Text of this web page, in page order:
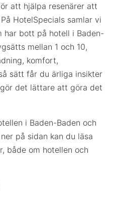
att hjälpa resenärer att
HotelSpecials samlar vi
har bott på hotell i Baden-
mellan 1 och 10,
komfort,
sätt får du ärliga insikter
det lättare att göra det
i Baden-Baden och
på sidan kan du läsa
både om hotellen och